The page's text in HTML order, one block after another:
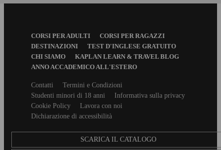
FooterCORSI PER ADULTI
CORSI PER RAGAZZI
DESTINAZIONI
TEST D'INGLESE GRATUITO
CHI SIAMO
KAPLAN LEARN & TRAVEL BLOG
ANNO ACCADEMICO ALL'ESTERO
Secondary
Contatti
Termini e Condizioni
Studenti minori di 18 anni
Informativa sulla privacy
Cookie Policy
Lavora con noi
Dichiarazione di accessibilità
SCARICA IL CATALOGO